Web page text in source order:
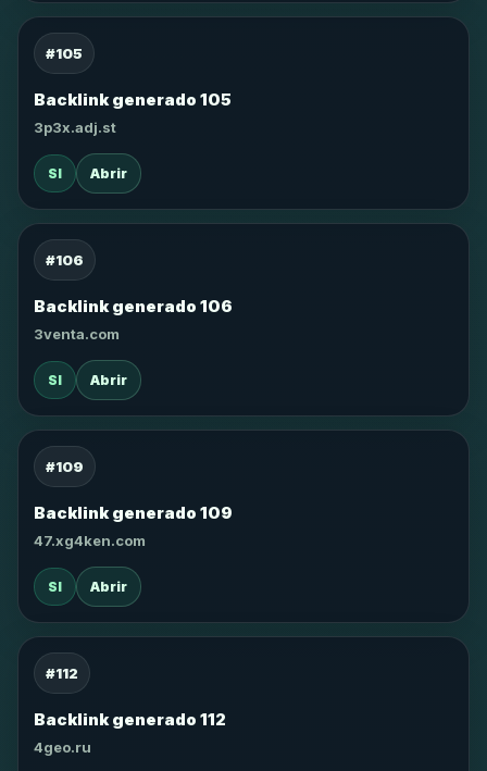
#105
Backlink generado 105
3p3x.adj.st
SI Abrir
#106
Backlink generado 106
3venta.com
SI Abrir
#109
Backlink generado 109
47.xg4ken.com
SI Abrir
#112
Backlink generado 112
4geo.ru